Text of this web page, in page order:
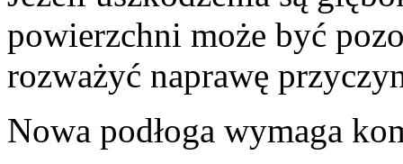
powierzchni może być
rozważyć naprawę
Nowa podłoga wymaga